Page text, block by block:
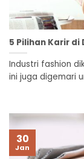
5 Pilihan Karir di
Industri fashion
ini juga digemari
30
Jan